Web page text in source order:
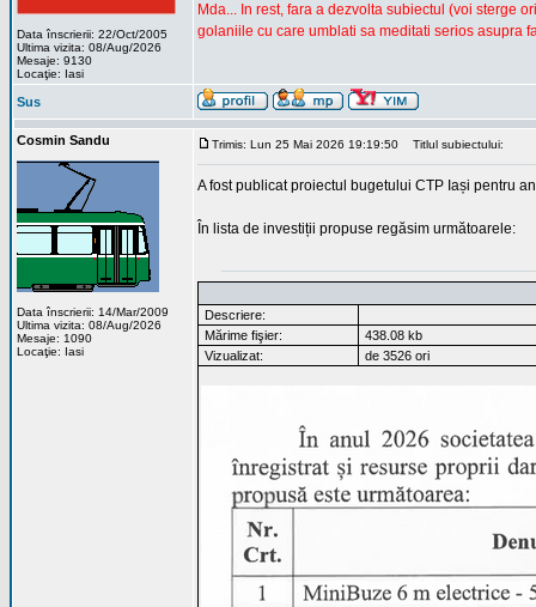
Data înscrierii: 22/Oct/2005
Ultima vizita: 08/Aug/2026
Mesaje: 9130
Locaţie: Iasi
Mda... In rest, fara a dezvolta subiectul (voi sterge
golaniile cu care umblati sa meditati serios asupra
Sus
Cosmin Sandu
Data înscrierii: 14/Mar/2009
Ultima vizita: 08/Aug/2026
Mesaje: 1090
Locaţie: Iasi
Trimis: Lun 25 Mai 2026 19:19:50 Titlul subiectului:
A fost publicat proiectul bugetului CTP Iași pentru
În lista de investiții propuse regăsim următoarele:
Descriere:
Mărime fişier:
438.08 kb
Vizualizat:
de 3526 ori